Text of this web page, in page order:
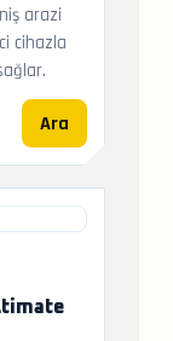
arazi
cihazla
Ara